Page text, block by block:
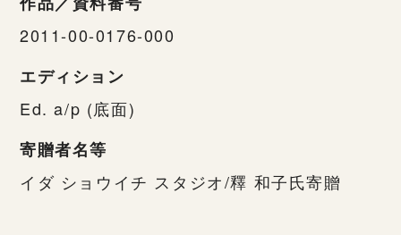
2011-00-0176-000
エディション
Ed. a/p (底面)
寄贈者名等
イダ ショウイチ スタジオ/釋 和子氏寄贈